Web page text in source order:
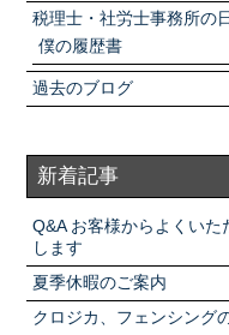
税理士・社労士事務所の
僕の履歴書
過去のブログ
新着記事
Q&A お客様からよくい
します
夏季休暇のご案内
クロジカ、フェンシング